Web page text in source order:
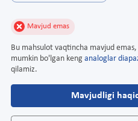
Mavjud emas
Bu mahsulot vaqtincha mavjud
mumkin bo'lgan keng analoglar
qilamiz.
Mavjudligi